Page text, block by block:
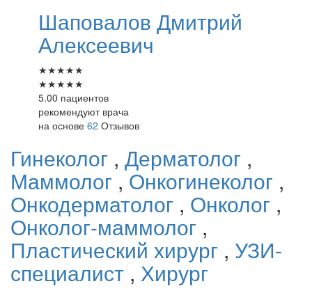
Шаповалов Дмитрий
Алексеевич
★★★★★
★★★★★
5.00 пациентов
рекомендуют врача
на основе 62 Отзывов
Гинеколог , Дерматолог ,
Маммолог ,Онкогинеколог ,
Онкодерматолог , Онколог ,
Онколог-маммолог ,
Пластический хирург , УЗИ-
специалист , Хирург